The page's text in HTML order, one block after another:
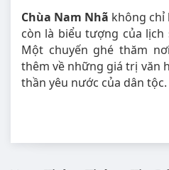
Chùa Nam Nhã không chỉ
còn là biểu tượng của lịch
Một chuyến ghé thăm
thêm về những giá trị văn
thần yêu nước của dân tộc.